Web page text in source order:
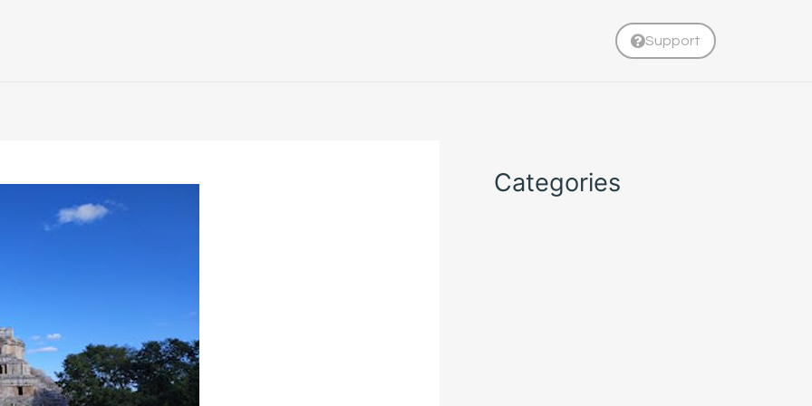
Support
Categories